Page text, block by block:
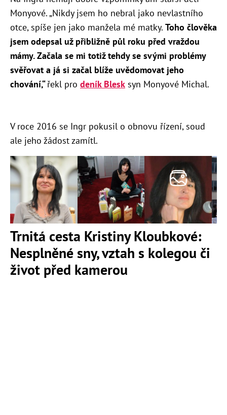
Monyové. „Nikdy jsem ho nebral jako nevlastního
otce, spíše jen jako manžela mé matky. Toho člověka
jsem odepsal už přibližně půl roku před vraždou
mámy. Začala se mi totiž tehdy se svými problémy
svěřovat a já si začal blíže uvědomovat jeho
chování,“řekl pro deník Blesk syn Monyové Michal.
V roce 2016 se Ingr pokusil o obnovu řízení, soud
ale jeho žádost zamítl.
Trnitá cesta Kristiny Kloubkové:
Nesplněné sny, vztah s kolegou či
život před kamerou